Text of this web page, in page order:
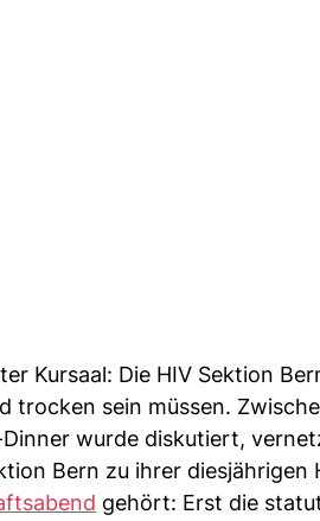
Kursaal: Die HIV Sektion
sein müssen.
wurde diskutiert,
Bern zu ihrer
gehört: Erst die